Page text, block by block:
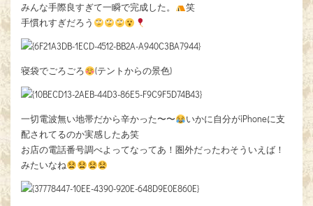
みんな手際良すぎて一瞬で完成した。
笑
手慣れすぎだろう
寝袋でごろごろ (テントからの景色)
一切電波無い地帯だから辛かった〜〜
いかに自分がiPhoneに支
配されてるのか実感したあ笑
お店の電話番号調べよってなってあ！圏外だったわそういえば！
みたいなね